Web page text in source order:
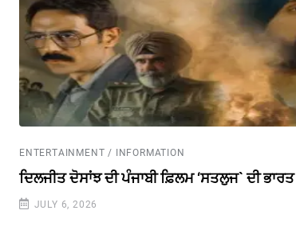
ENTERTAINMENT / INFORMATION
ਦਿਲਜੀਤ ਦੋਸਾਂਝ ਦੀ ਪੰਜਾਬੀ ਫ਼ਿਲਮ ‘ਸਤਲੁਜ` ਦੀ
JULY 6, 2026